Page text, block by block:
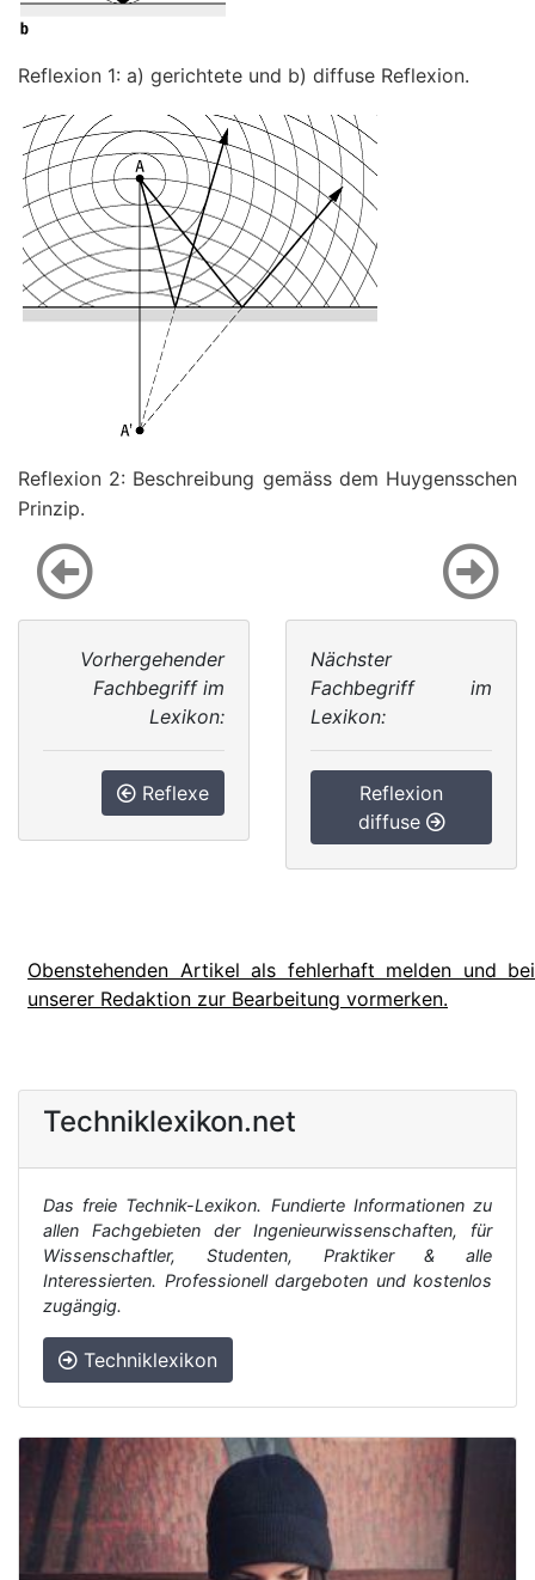
Reflexion 1: a) gerichtete und b) diffuse Reflexion.
Reflexion 2: Beschreibung gemäss dem Huygensschen
Prinzip.
Vorhergehender
Fachbegriff im
Lexikon:
Reflexe
Nächster
Fachbegriff im
Lexikon:
Reflexion
diffuse
Obenstehenden Artikel als fehlerhaft melden und bei
unserer Redaktion zur Bearbeitung vormerken.
Techniklexikon.net
Das freie Technik-Lexikon. Fundierte Informationen zu
allen Fachgebieten der Ingenieurwissenschaften, für
Wissenschaftler, Studenten, Praktiker & alle
Interessierten. Professionell dargeboten und kostenlos
zugängig.
Techniklexikon